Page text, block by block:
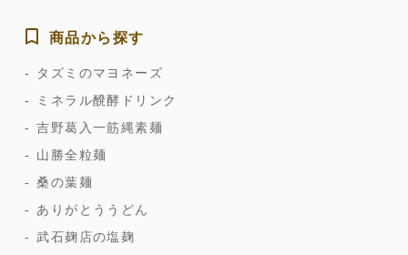
商品から探す
タズミのマヨネーズ
ミネラル醗酵ドリンク
吉野葛入一筋縄素麺
山勝全粒麺
桑の葉麺
ありがとううどん
武石麹店の塩麹